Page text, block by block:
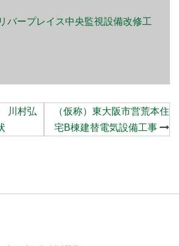
バープレイス中央監視設備改修工
川村弘
（仮称）東大阪市営荒本住
宅B棟建替電気設備工事